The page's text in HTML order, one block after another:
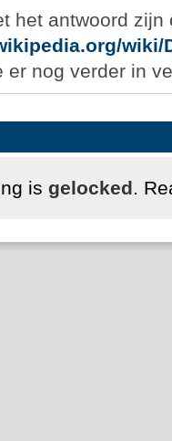
het antwoord
wiki/
er nog verder in
is gelocked.